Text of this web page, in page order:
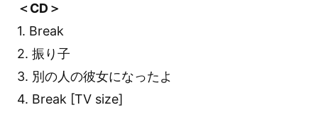
＜CD＞
1. Break
2. 振り子
3. 別の人の彼女になったよ
4. Break [TV size]